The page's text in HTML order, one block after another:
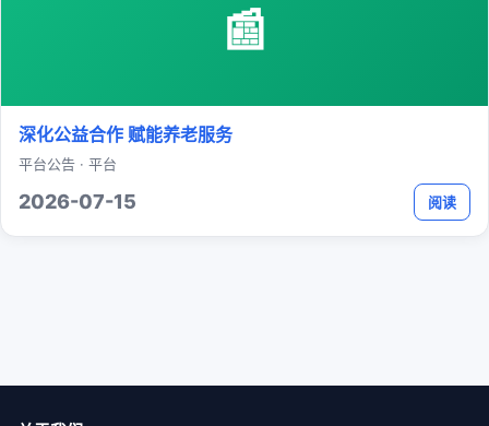
📰
深化公益合作 赋能养老服务
平台公告 · 平台
2026-07-15 阅读